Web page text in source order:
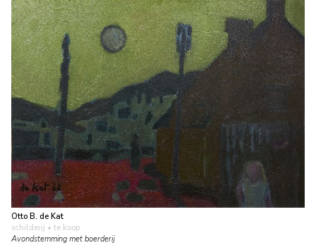
Otto B. de Kat
schilderij • te koop
Avondstemming met boerderij